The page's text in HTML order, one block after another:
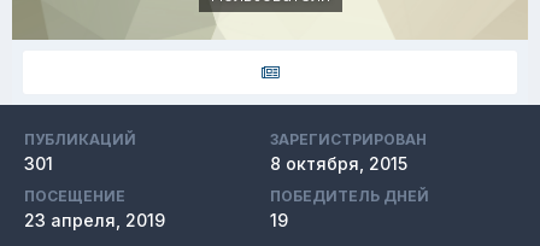
ПУБЛИКАЦИЙ
301
ЗАРЕГИСТРИРОВАН
8 октября, 2015
ПОСЕЩЕНИЕ
23 апреля, 2019
ПОБЕДИТЕЛЬ ДНЕЙ
19